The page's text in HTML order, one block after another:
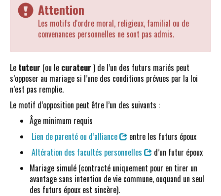
Attention
Les motifs d'ordre moral, religieux, familial ou de
convenances personnelles ne sont pas admis.
Le tuteur (ou le curateur ) de l’un des futurs mariés peut
s’opposer au mariage si l’une des conditions prévues par la loi
n’est pas remplie.
Le motif d’opposition peut être l’un des suivants :
Âge minimum requis
Lien de parenté ou d’alliance
entre les futurs époux
Altération des facultés personnelles
d’un futur époux
Mariage simulé (contracté uniquement pour en tirer un
avantage sans intention de vie commune, ouquand un seul
des futurs époux est sincère).